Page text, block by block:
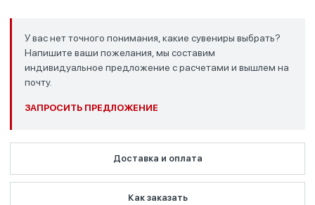
У вас нет точного понимания, какие сувениры выбрать?
Напишите ваши пожелания, мы составим
индивидуальное предложение с расчетами и вышлем на
почту.
ЗАПРОСИТЬ ПРЕДЛОЖЕНИЕ
Доставка и оплата
Как заказать